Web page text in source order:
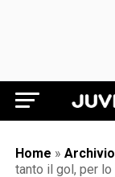
Home » Archivio
tanto il gol, per